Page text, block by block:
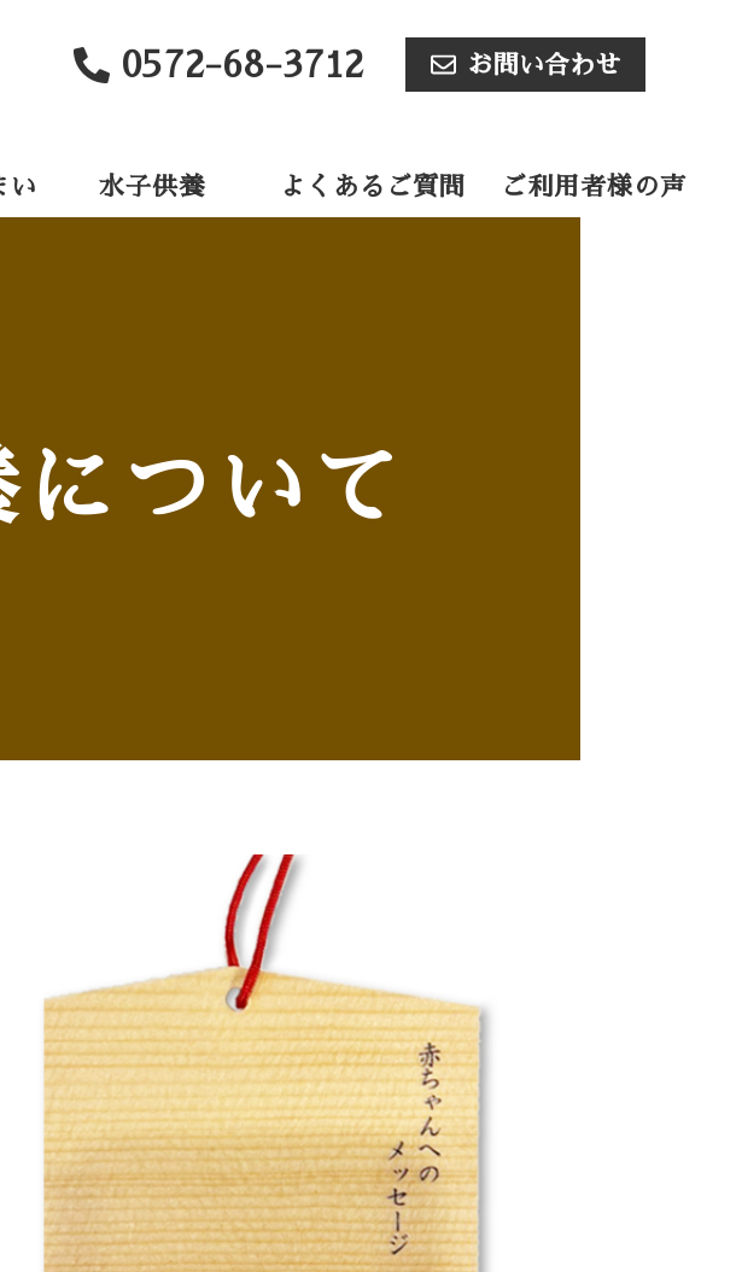
0572-68-3712 お問い合わせ
い 水子供養 よくあるご質問 ご利用者様の声
ついて